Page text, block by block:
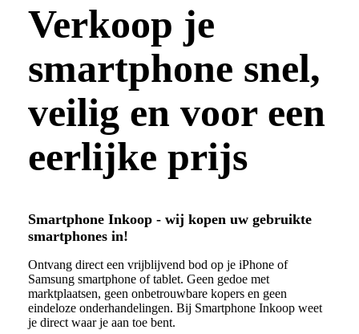
Verkoop je
smartphone snel,
veilig en voor een
eerlijke prijs
Smartphone Inkoop - wij kopen uw gebruikte
smartphones in!
Ontvang direct een vrijblijvend bod op je iPhone of
Samsung smartphone of tablet. Geen gedoe met
marktplaatsen, geen onbetrouwbare kopers en geen
eindeloze onderhandelingen. Bij Smartphone Inkoop weet
je direct waar je aan toe bent.